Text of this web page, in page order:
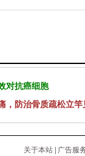
对抗癌细胞
，防治骨质疏松立竿
关于本站
广告服